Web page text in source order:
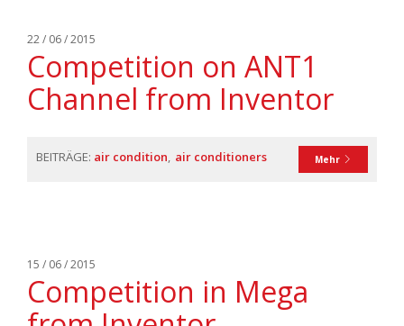
22 / 06 / 2015
Competition on ANT1
Channel from Inventor
Mehr
BEITRÄGE: air condition air conditioners
15 / 06 / 2015
Competition in Mega